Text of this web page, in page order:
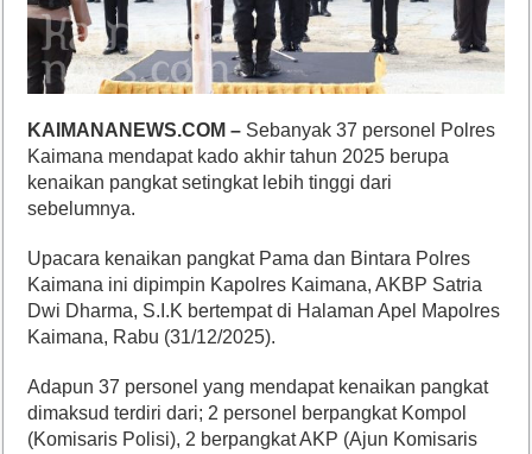
KAIMANANEWS.COM – Sebanyak 37 personel Polres
Kaimana mendapat kado akhir tahun 2025 berupa
kenaikan pangkat setingkat lebih tinggi dari
sebelumnya.
Upacara kenaikan pangkat Pama dan Bintara Polres
Kaimana ini dipimpin Kapolres Kaimana, AKBP Satria
Dwi Dharma, S.I.K bertempat di Halaman Apel Mapolres
Kaimana, Rabu (31/12/2025).
Adapun 37 personel yang mendapat kenaikan pangkat
dimaksud terdiri dari; 2 personel berpangkat Kompol
(Komisaris Polisi), 2 berpangkat AKP (Ajun Komisaris